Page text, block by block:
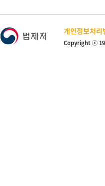
개인정보처리
Copyright ⓒ